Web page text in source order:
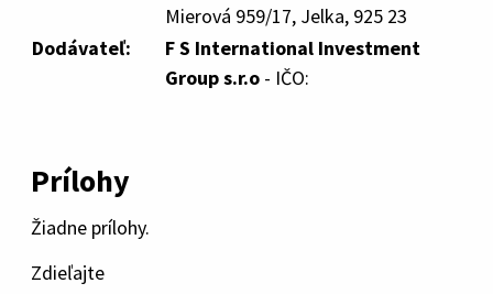
Mierová 959/17, Jelka, 925 23
Dodávateľ:
F S International Investment
Group s.r.o - IČO:
Prílohy
Žiadne prílohy.
Zdieľajte